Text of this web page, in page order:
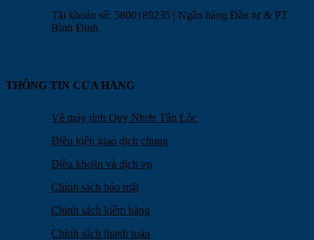
Tài khoản số: 5800189235 | Ngân hàng Đầu tư & PT
Bình Định
THÔNG TIN CỬA HÀNG
Về máy tính Quy Nhơn Tân Lộc
Điều kiện giao dịch chung
Điều khoản và dịch vụ
Chính sách bảo mật
Chính sách kiểm hàng
Chính sách thanh toán